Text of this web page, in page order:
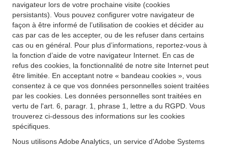
navigateur lors de votre prochaine visite (cookies
persistants). Vous pouvez configurer votre navigateur de
façon à être informé de l’utilisation de cookies et décider au
cas par cas de les accepter, ou de les refuser dans certains
cas ou en général. Pour plus d’informations, reportez-vous à
la fonction d’aide de votre navigateur Internet. En cas de
refus des cookies, la fonctionnalité de notre site Internet peut
être limitée. En acceptant notre « bandeau cookies », vous
consentez à ce que vos données personnelles soient traitées
par les cookies. Les données personnelles sont traitées en
vertu de l'art. 6, paragr. 1, phrase 1, lettre a du RGPD. Vous
trouverez ci-dessous des informations sur les cookies
spécifiques.
Nous utilisons Adobe Analytics, un service d'Adobe Systems